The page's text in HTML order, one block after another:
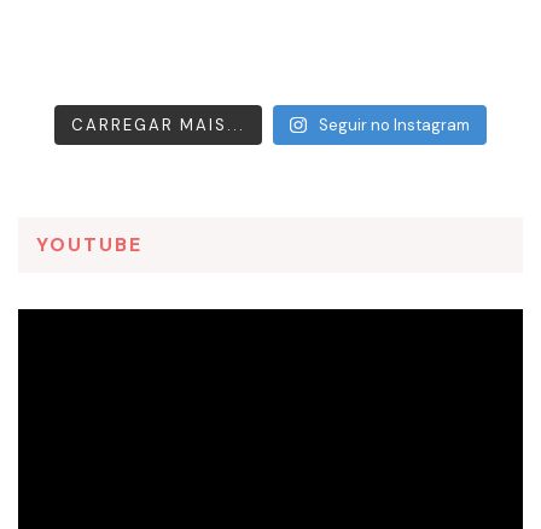
CARREGAR MAIS... Seguir no Instagram
YOUTUBE